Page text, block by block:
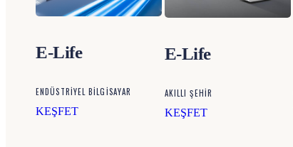
E-Life
ENDÜSTRİYEL BİLGİSAYAR
KEŞFET
E-Life
AKILLI ŞEHIR
KEŞFET